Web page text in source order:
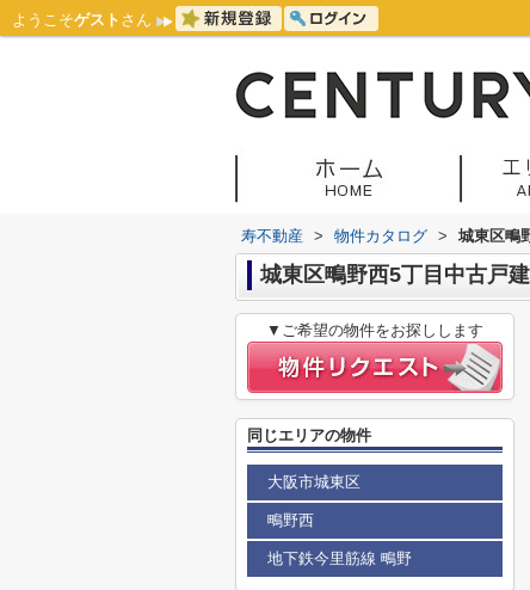
ようこそゲスト さん
寿不動産 > 物件カタログ > 城東区鴫
城東区鴫野西5丁目中古戸建
▼ご希望の物件をお探しします
同じエリアの物件
大阪市城東区
鴫野西
地下鉄今里筋線 鴫野